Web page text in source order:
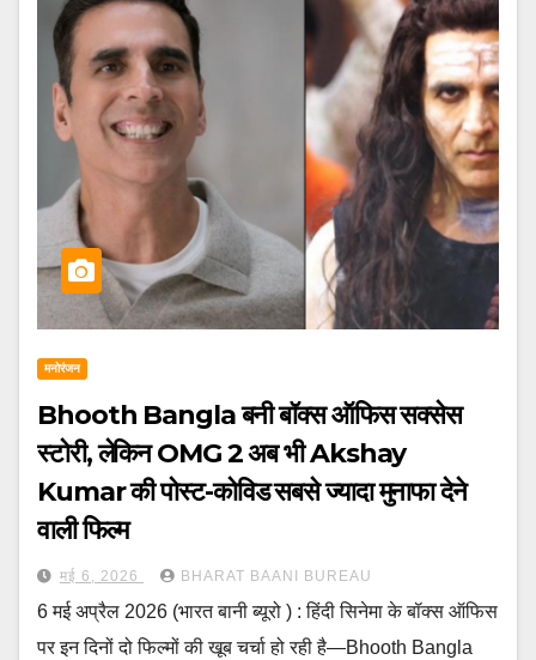
मनोरंजन
Bhooth Bangla बनी बॉक्स ऑफिस सक्सेस
स्टोरी, लेकिन OMG 2 अब भी Akshay
Kumar की पोस्ट-कोविड सबसे ज्यादा मुनाफा देने
वाली फिल्म
मई 6, 2026 BHARAT BAANI BUREAU
6 मई अप्रैल 2026 (भारत बानी ब्यूरो ) : हिंदी सिनेमा के बॉक्स ऑफिस
पर इन दिनों दो फिल्मों की खूब चर्चा हो रही है—Bhooth Bangla